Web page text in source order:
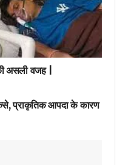
असली वजह |
प्राकृतिक आपदा के कारण